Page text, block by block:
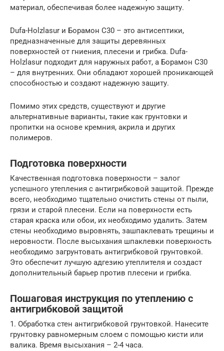
материал, обеспечивая более надежную защиту.
Dufa-Holzlasur и Борамон С30 – это антисептики,
предназначенные для защиты деревянных
поверхностей от гниения, плесени и грибка. Dufa-
Holzlasur подходит для наружных работ, а Борамон С30
– для внутренних. Они обладают хорошей проникающей
способностью и создают надежную защиту.
Помимо этих средств, существуют и другие
альтернативные варианты, такие как грунтовки и
пропитки на основе кремния, акрила и других
полимеров.
Подготовка поверхности
Качественная подготовка поверхности – залог
успешного утепления с антигрибковой защитой. Прежде
всего, необходимо тщательно очистить стены от пыли,
грязи и старой плесени. Если на поверхности есть
старая краска или обои, их необходимо удалить. Затем
стены необходимо выровнять, зашпаклевать трещины и
неровности. После высыхания шпаклевки поверхность
необходимо загрунтовать антигрибковой грунтовкой.
Это обеспечит лучшую адгезию утеплителя и создаст
дополнительный барьер против плесени и грибка.
Пошаговая инструкция по утеплению с
антигрибковой защитой
1. Обработка стен антигрибковой грунтовкой. Нанесите
грунтовку равномерным слоем с помощью кисти или
валика. Время высыхания – 2-4 часа.